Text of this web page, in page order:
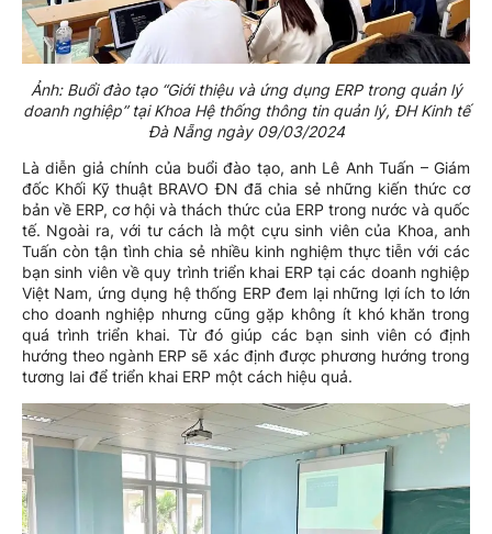
Ảnh: Buổi đào tạo “Giới thiệu và ứng dụng ERP trong quản lý
doanh nghiệp” tại Khoa Hệ thống thông tin quản lý, ĐH Kinh tế
Đà Nẵng ngày 09/03/2024
Là diễn giả chính của buổi đào tạo, anh Lê Anh Tuấn – Giám
đốc Khối Kỹ thuật BRAVO ĐN đã chia sẻ những kiến thức cơ
bản về ERP, cơ hội và thách thức của ERP trong nước và quốc
tế. Ngoài ra, với tư cách là một cựu sinh viên của Khoa, anh
Tuấn còn tận tình chia sẻ nhiều kinh nghiệm thực tiễn với các
bạn sinh viên về quy trình triển khai ERP tại các doanh nghiệp
Việt Nam, ứng dụng hệ thống ERP đem lại những lợi ích to lớn
cho doanh nghiệp nhưng cũng gặp không ít khó khăn trong
quá trình triển khai. Từ đó giúp các bạn sinh viên có định
hướng theo ngành ERP sẽ xác định được phương hướng trong
tương lai để triển khai ERP một cách hiệu quả.